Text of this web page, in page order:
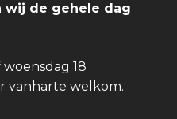
wij de gehele dag
18
vanharte welkom.